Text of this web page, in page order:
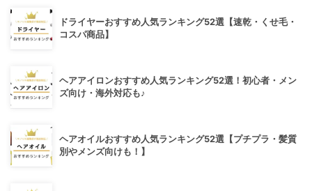
ドライヤーおすすめ人気ランキング52選【速乾・くせ毛・
コスパ商品】
ヘアアイロンおすすめ人気ランキング52選！初心者・メン
ズ向け・海外対応も♪
ヘアオイルおすすめ人気ランキング52選【プチプラ・髪質
別やメンズ向けも！】